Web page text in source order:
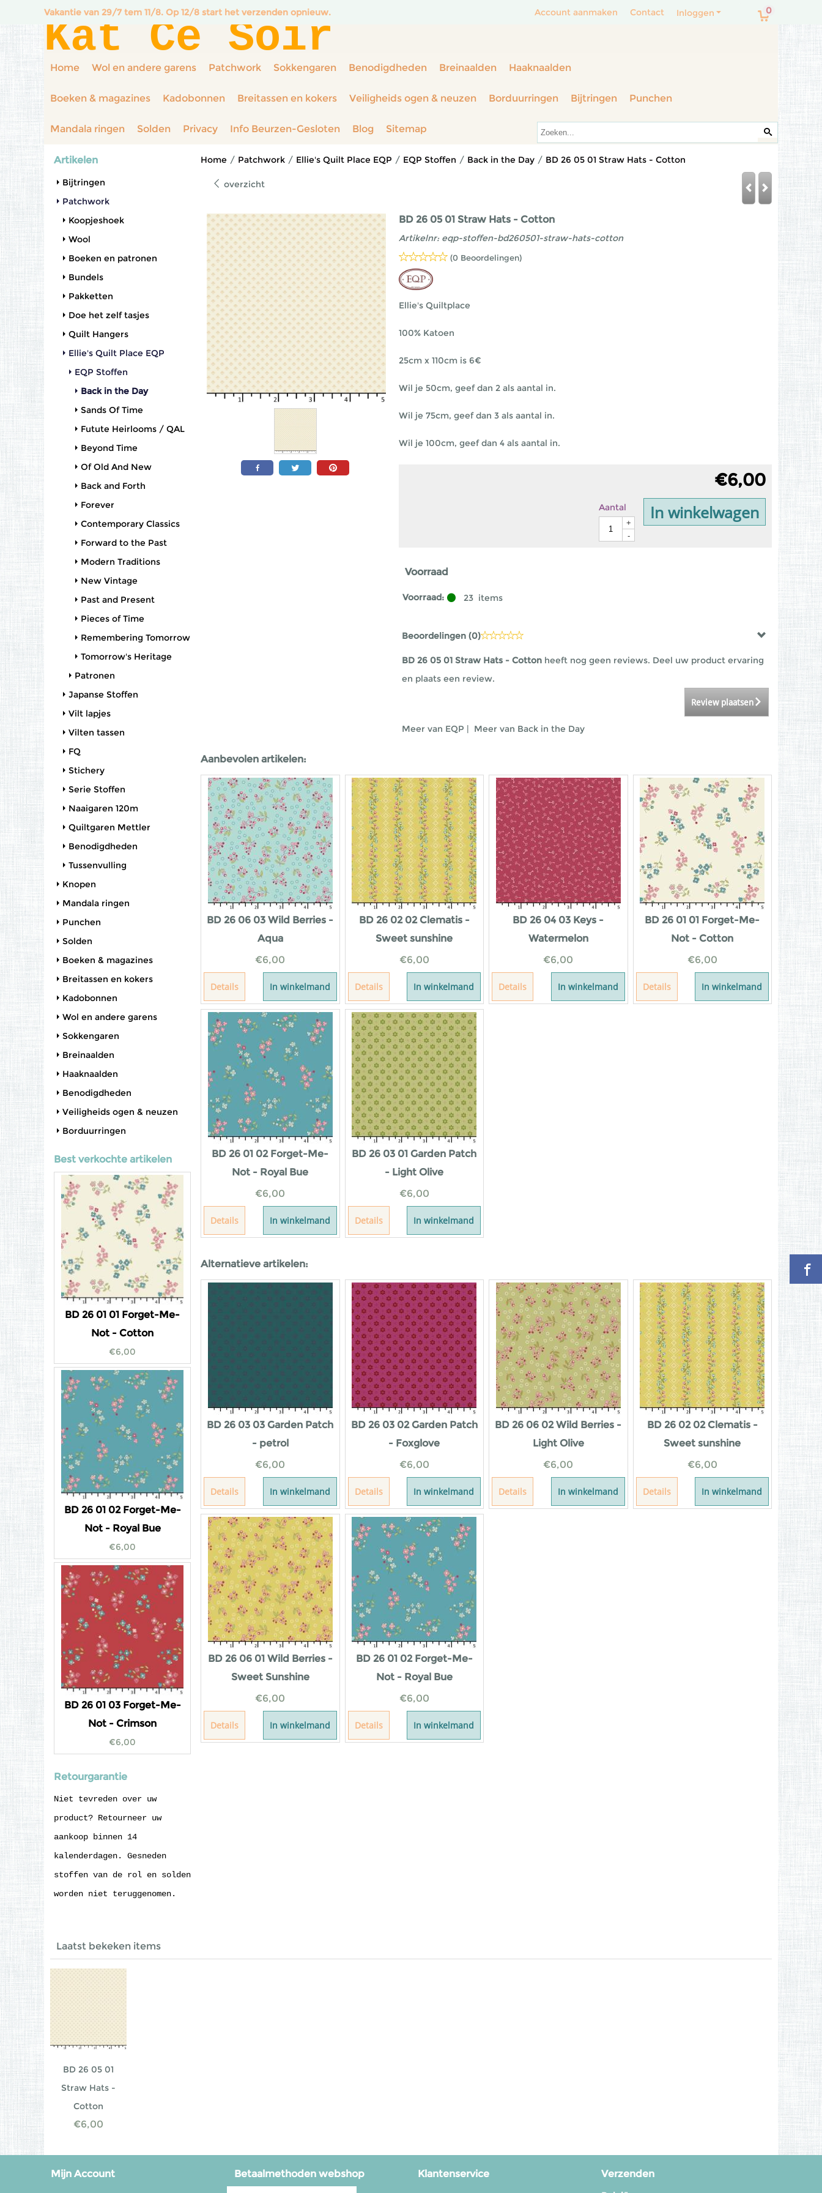
Vakantie van 29/7 tem 11/8. Op 12/8 start het verzenden opnieuw. 0
Inloggen
Account aanmaken Contact
Kat Ce Soir
Home Wol en andere garens Patchwork Sokkengaren Benodigdheden Breinaalden Haaknaalden
Boeken & magazines Kadobonnen Breitassen en kokers Veiligheids ogen & neuzen Borduurringen Bijtringen Punchen
Mandala ringen Solden Privacy Info Beurzen-Gesloten Blog Sitemap
Artikelen
Bijtringen
Patchwork
Koopjeshoek
Wool
Boeken en patronen
Bundels
Pakketten
Doe het zelf tasjes
Quilt Hangers
Ellie's Quilt Place EQP
EQP Stoffen
Back in the Day
Sands Of Time
Futute Heirlooms / QAL
Beyond Time
Of Old And New
Back and Forth
Forever
Contemporary Classics
Forward to the Past
Modern Traditions
New Vintage
Past and Present
Pieces of Time
Remembering Tomorrow
Tomorrow's Heritage
Patronen
Japanse Stoffen
Vilt lapjes
Vilten tassen
FQ
Stichery
Serie Stoffen
Naaigaren 120m
Quiltgaren Mettler
Benodigdheden
Tussenvulling
Knopen
Mandala ringen
Punchen
Solden
Boeken & magazines
Breitassen en kokers
Kadobonnen
Wol en andere garens
Sokkengaren
Breinaalden
Haaknaalden
Benodigdheden
Veiligheids ogen & neuzen
Borduurringen
Best verkochte artikelen
BD 26 01 01 Forget-Me-
Not - Cotton
€6,00
BD 26 01 02 Forget-Me-
Not - Royal Bue
€6,00
BD 26 01 03 Forget-Me-
Not - Crimson
€6,00
Retourgarantie
Niet tevreden over uw
product? Retourneer uw
aankoop binnen 14
kalenderdagen. Gesneden
stoffen van de rol en solden
worden niet teruggenomen.
Home / Patchwork / Ellie's Quilt Place EQP / EQP Stoffen / Back in the Day / BD 26 05 01 Straw Hats - Cotton
overzicht
BD 26 05 01 Straw Hats - Cotton
Artikelnr: eqp-stoffen-bd260501-straw-hats-cotton
(0 Beoordelingen)
Ellie's Quiltplace
100% Katoen
25cm x 110cm is 6€
Wil je 50cm, geef dan 2 als aantal in.
Wil je 75cm, geef dan 3 als aantal in.
Wil je 100cm, geef dan 4 als aantal in.
€6,00
Aantal
+
-
In winkelwagen
Voorraad
Voorraad: 23 items
Beoordelingen (0)
BD 26 05 01 Straw Hats - Cotton heeft nog geen reviews. Deel uw product ervaring
en plaats een review.
Review plaatsen
Meer van EQP | Meer van Back in the Day
Aanbevolen artikelen:
BD 26 06 03 Wild Berries -
Aqua
€6,00
Details In winkelmand
BD 26 02 02 Clematis -
Sweet sunshine
€6,00
Details In winkelmand
BD 26 04 03 Keys -
Watermelon
€6,00
Details In winkelmand
BD 26 01 01 Forget-Me-
Not - Cotton
€6,00
Details In winkelmand
BD 26 01 02 Forget-Me-
Not - Royal Bue
€6,00
Details In winkelmand
BD 26 03 01 Garden Patch
- Light Olive
€6,00
Details In winkelmand
Alternatieve artikelen:
BD 26 03 03 Garden Patch
- petrol
€6,00
Details In winkelmand
BD 26 03 02 Garden Patch
- Foxglove
€6,00
Details In winkelmand
BD 26 06 02 Wild Berries -
Light Olive
€6,00
Details In winkelmand
BD 26 02 02 Clematis -
Sweet sunshine
€6,00
Details In winkelmand
BD 26 06 01 Wild Berries -
Sweet Sunshine
€6,00
Details In winkelmand
BD 26 01 02 Forget-Me-
Not - Royal Bue
€6,00
Details In winkelmand
Laatst bekeken items
BD 26 05 01
Straw Hats -
Cotton
€6,00
Mijn Account Betaalmethoden webshop Klantenservice Verzenden